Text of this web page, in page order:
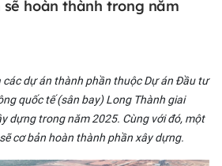
hoàn thành trong năm
các dự án thành phần thuộc Dự án Đầu tư
quốc tế (sân bay) Long Thành giai
dựng trong năm 2025. Cùng với đó, một
cơ bản hoàn thành phần xây dựng.